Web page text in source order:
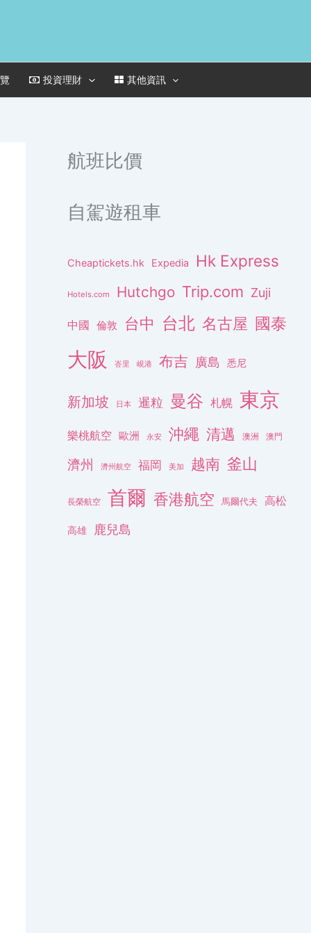
投資理財 其他資訊
航班比價
自駕遊租車
Cheaptickets.hk Expedia Hk Express
Hotels.com Hutchgo Trip.com Zuji
中國 倫敦 台中 台北 名古屋 國泰
大阪 峇里 峴港 布吉 廣島 悉尼
新加坡 日本 暹粒 曼谷 札幌 東京
樂桃航空 歐洲 永安 沖繩 清邁 澳洲 澳門
濟州 濟州航空 福岡 美加 越南 釜山
長榮航空 首爾 香港航空 馬爾代夫 高松
高雄 鹿兒島